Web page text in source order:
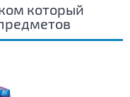
который